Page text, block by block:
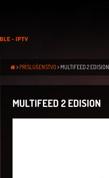
PRÍSLUŠENSTVO MULTIFEED 2 EDISION
MULTIFEED 2 EDISION